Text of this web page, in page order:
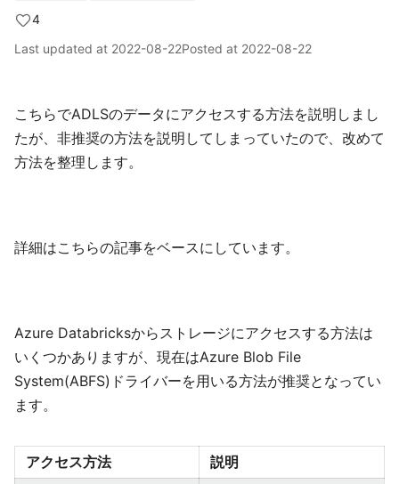
4
Last updated at 2022-08-22Posted at 2022-08-22
こちらでADLSのデータにアクセスする方法を説明しまし
たが、非推奨の方法を説明してしまっていたので、改めて
方法を整理します。
詳細はこちらの記事をベースにしています。
Azure Databricksからストレージにアクセスする方法は
いくつかありますが、現在はAzure Blob File
System(ABFS)ドライバーを用いる方法が推奨となってい
ます。
アクセス方法
説明